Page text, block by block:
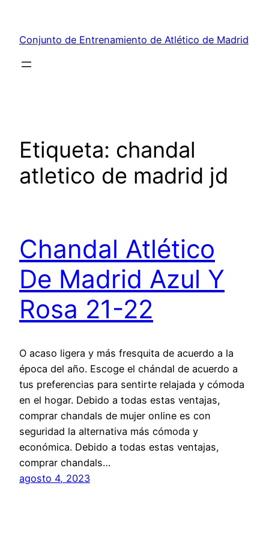
contenido
Conjunto de Entrenamiento de Atlético de Madrid
Etiqueta: chandal
atletico de madrid jd
Chandal Atlético
De Madrid Azul Y
Rosa 21-22
O acaso ligera y más fresquita de acuerdo a la
época del año. Escoge el chándal de acuerdo a
tus preferencias para sentirte relajada y cómoda
en el hogar. Debido a todas estas ventajas,
comprar chandals de mujer online es con
seguridad la alternativa más cómoda y
económica. Debido a todas estas ventajas,
comprar chandals…
agosto 4, 2023